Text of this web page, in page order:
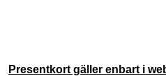
Presentkort gäller enbart i